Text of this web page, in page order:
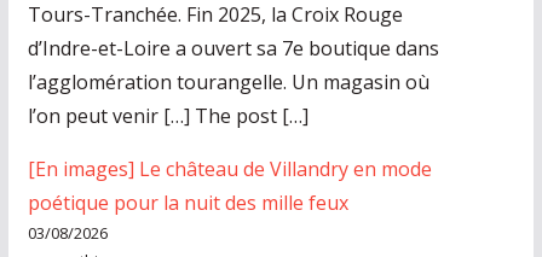
Tours-Tranchée. Fin 2025, la Croix Rouge
d’Indre-et-Loire a ouvert sa 7e boutique dans
l’agglomération tourangelle. Un magasin où
l’on peut venir […] The post […]
[En images] Le château de Villandry en mode
poétique pour la nuit des mille feux
03/08/2026